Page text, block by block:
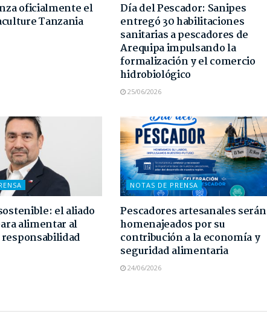
oficialmente el
Tanzania
Día del Pescador: Sanipes
entregó 30 habilitaciones
sanitarias a pescadores de
Arequipa impulsando la
formalización y el comercio
hidrobiológico
25/06/2026
el aliado
alimentar al
NOTAS DE PRENSA
Pescadores artesanales serán
homenajeados por su
contribución a la economía y
seguridad alimentaria
24/06/2026